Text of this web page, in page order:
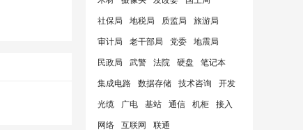
社保局 地税局 质监局 旅游局
审计局 老干部局 党委 地震局
民政局 武警 法院 硬盘 笔记本
集成电路 数据存储 技术咨询 开发
光缆 广电 基站 通信 机柜 接入
网络 互联网 联通